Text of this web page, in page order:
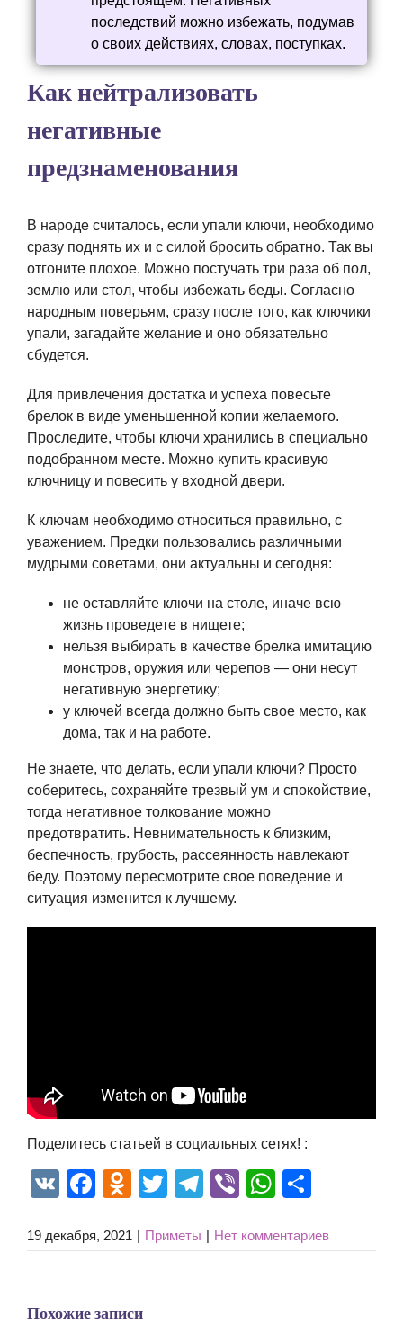
последствий можно избежать, подумав
о своих действиях, словах, поступках.
Как нейтрализовать
негативные
предзнаменования
В народе считалось, если упали ключи, необходимо
сразу поднять их и с силой бросить обратно. Так вы
отгоните плохое. Можно постучать три раза об пол,
землю или стол, чтобы избежать беды. Согласно
народным поверьям, сразу после того, как ключики
упали, загадайте желание и оно обязательно
сбудется.
Для привлечения достатка и успеха повесьте
брелок в виде уменьшенной копии желаемого.
Проследите, чтобы ключи хранились в специально
подобранном месте. Можно купить красивую
ключницу и повесить у входной двери.
К ключам необходимо относиться правильно, с
уважением. Предки пользовались различными
мудрыми советами, они актуальны и сегодня:
не оставляйте ключи на столе, иначе всю
жизнь проведете в нищете;
нельзя выбирать в качестве брелка имитацию
монстров, оружия или черепов — они несут
негативную энергетику;
у ключей всегда должно быть свое место, как
дома, так и на работе.
Не знаете, что делать, если упали ключи? Просто
соберитесь, сохраняйте трезвый ум и спокойствие,
тогда негативное толкование можно
предотвратить. Невнимательность к близким,
беспечность, грубость, рассеянность навлекают
беду. Поэтому пересмотрите свое поведение и
ситуация изменится к лучшему.
Поделитесь статьей в социальных сетях! :
VK Facebook
Odnoklassniki
TwitterTelegram
Viber
19 декабря, 2021 | Приметы | Нет комментариев
Похожие записи